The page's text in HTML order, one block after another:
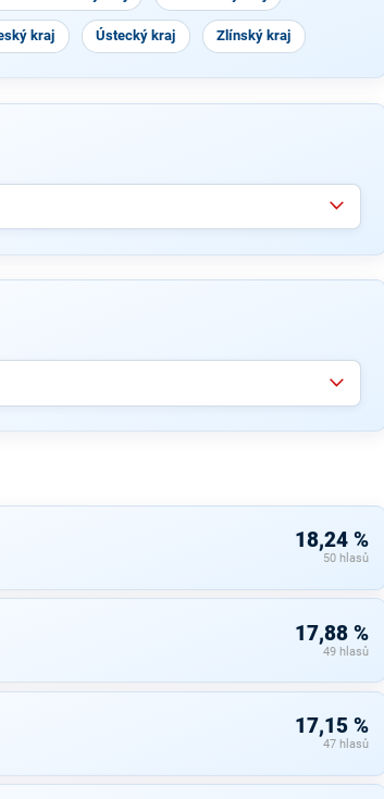
kraj Ústecký kraj Zlínský kraj
18,24 %
50 hlasů
17,88 %
49 hlasů
17,15 %
47 hlasů